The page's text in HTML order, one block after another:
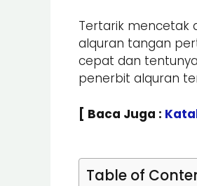
Tertarik mencetak
alquran tangan
cepat dan
penerbit alquran
[ Baca Juga :
Table of